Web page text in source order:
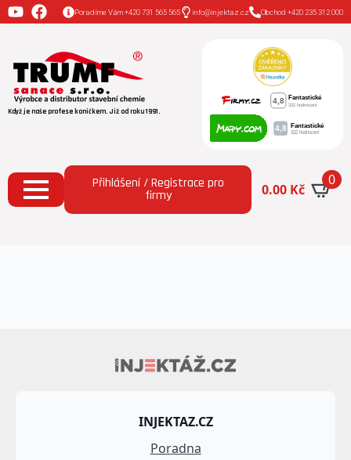
Poradíme Vám +420 731 565 565 info@injektaz.cz Obchod +420 235 312 000
Když je naše profese koníčkem. Již od roku 1991.
Přihlášení / Registrace pro
firmy 0.00 Kč
0
INJEKTAZ.CZ
Poradna